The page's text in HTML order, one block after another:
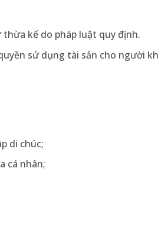
kế do pháp luật quy định.
sử dụng tài sản cho người
di chúc;
cá nhân;